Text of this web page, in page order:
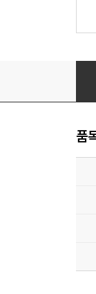
불
품